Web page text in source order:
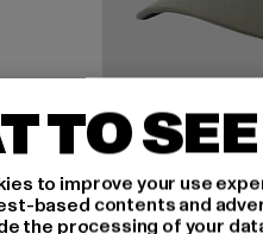
TO
to improve your use
based contents and
the processing of your